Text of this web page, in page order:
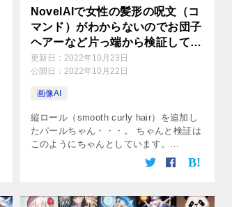
NovelAIで女性の髪形の呪文（コ
マンド）がわからないのでお団子
ヘアーなど片っ端から検証してみ
た
更新日： 2022年10月23日
公開日： 2022年10月22日
画像AI
縦ロール（smooth curly hair）を追加し
たパールちゃん・・・。 ちゃんと検証は
このようにちゃんとしています。
NovelAIについて全く知らないと何を話
しているかわからないと思いますので、